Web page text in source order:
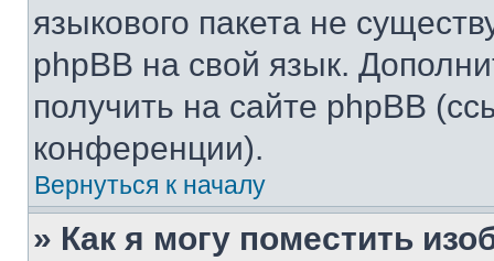
языкового пакета не
phpBB на свой язык.
получить на сайте phpBB
конференции).
Вернуться к началу
» Как я могу поместить